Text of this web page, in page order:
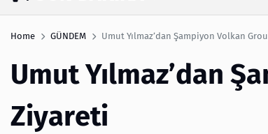
Home GÜNDEM Umut Yılmaz’dan Şampiyon Volkan
Umut Yılmaz’dan
Ziyareti